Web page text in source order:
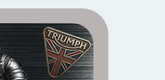
Scrambler, Street Twin,